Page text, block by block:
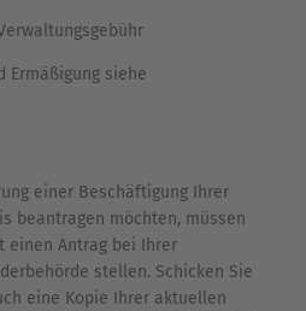
Ermäßigung siehe
einer Beschäftigung Ihrer
beantragen möchten, müssen
einen Antrag bei Ihrer
stellen. Schicken Sie
eine Kopie Ihrer aktuellen